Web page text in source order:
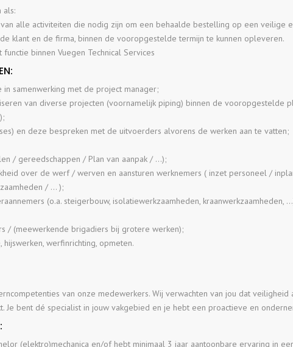
als:
alle activiteiten die nodig zijn om een behaalde bestelling op een veilige
klant en de firma, binnen de vooropgestelde termijn te kunnen opleveren.
binnen Vuegen Technical Services
samenwerking met de project manager;
van diverse projecten (voornamelijk piping) binnen de vooropgestelde
en deze bespreken met de uitvoerders alvorens de werken aan te vatten;
/ gereedschappen / Plan van aanpak / …);
over de werf / werven en aansturen werknemers ( inzet personeel /
/ … );
(o.a. steigerbouw, isolatiewerkzaamheden, kraanwerkzaamheden,
/ (meewerkende brigadiers bij grotere werken);
werfinrichting, opmeten.
van onze medewerkers. Wij verwachten van jou dat
Je bent dé specialist in jouw vakgebied en je hebt een proactieve en
(elektro)mechanica en/of hebt minimaal 3 jaar aantoonbare ervaring in